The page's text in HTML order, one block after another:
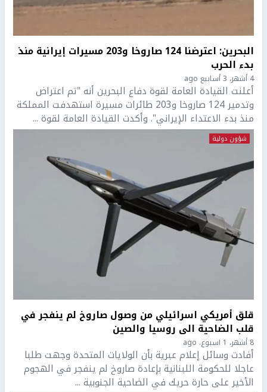
البحرين: اعترضنا 124 صاروخا و203 مسيرات إيرانية منذ
بدء الحرب
4 أشهر، 3 أسابيع ago
أعلنت القيادة العامة لقوة دفاع البحرين أنه "تم اعتراض
وتدمير 124 صاروخا و203 طائرات مسيرة استهدفت المملكة
منذ بدء الاعتداء الإيراني". وأكدت القيادة العامة لقوة ...
شؤون دولية
قلق أمريكي اسرائيلي من وصول صاروخ لم ينفجر في
قلب الضاحية الى روسيا والصين
8 أشهر، 1 اسبوع. ago
أفادت وسائل إعلام عبرية بأن الولايات المتحدة وجهت طلبا
عاجلا للحكومة اللبنانية بإعادة صاروخ لم ينفجر في الهجوم
الأخير على حارة حريك في الضاحية الجنوبية ...